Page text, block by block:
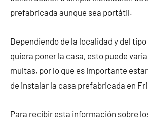
prefabricada aunque sea portátil.
Dependiendo de la localidad y del
quiera poner la casa, esto puede
multas, por lo que es importante
de instalar la casa prefabricada en
Para recibir esta información sobre